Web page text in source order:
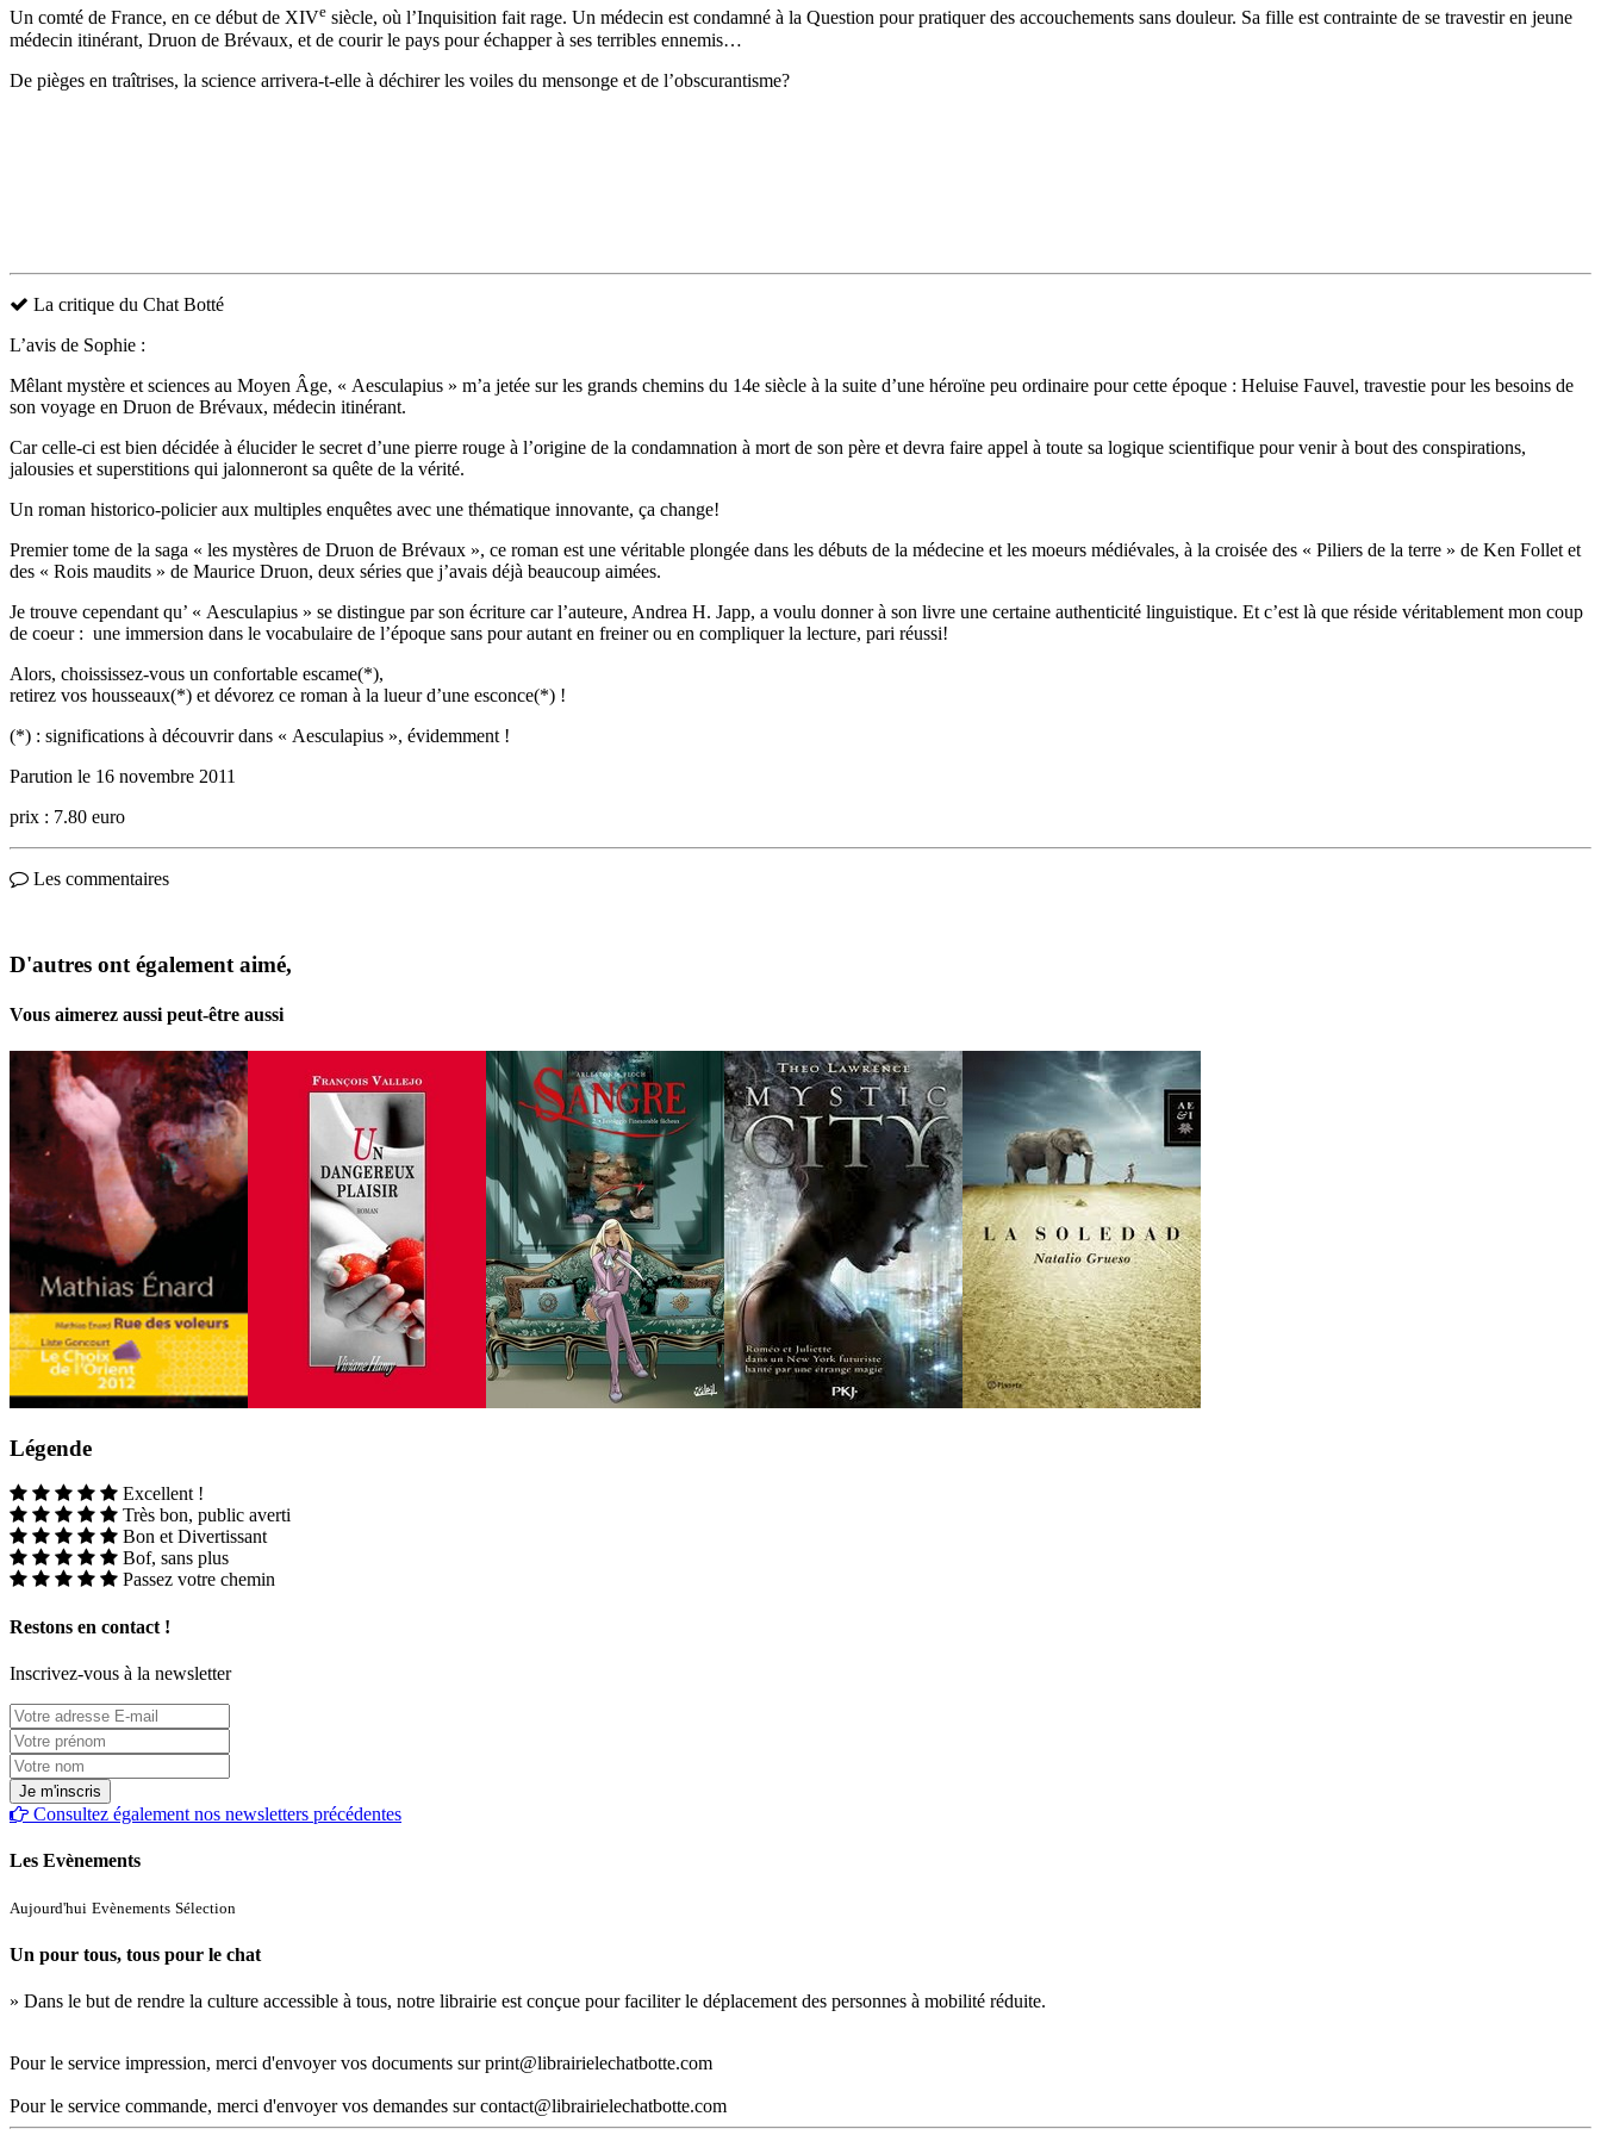
Un comté de France, en ce début de XIVe siècle, où l’Inquisition fait rage. Un médecin est condamné à la Question pour pratiquer des accouchements sans douleur. Sa fille est contrainte de se travestir en jeune
médecin itinérant, Druon de Brévaux, et de courir le pays pour échapper à ses terribles ennemis…
De pièges en traîtrises, la science arrivera-t-elle à déchirer les voiles du mensonge et de l’obscurantisme?
La critique du Chat Botté
L’avis de Sophie :
Mêlant mystère et sciences au Moyen Âge, « Aesculapius » m’a jetée sur les grands chemins du 14e siècle à la suite d’une héroïne peu ordinaire pour cette époque : Heluise Fauvel, travestie pour les besoins de
son voyage en Druon de Brévaux, médecin itinérant.
Car celle-ci est bien décidée à élucider le secret d’une pierre rouge à l’origine de la condamnation à mort de son père et devra faire appel à toute sa logique scientifique pour venir à bout des conspirations,
jalousies et superstitions qui jalonneront sa quête de la vérité.
Un roman historico-policier aux multiples enquêtes avec une thématique innovante, ça change!
Premier tome de la saga « les mystères de Druon de Brévaux », ce roman est une véritable plongée dans les débuts de la médecine et les moeurs médiévales, à la croisée des « Piliers de la terre » de Ken Follet et
des « Rois maudits » de Maurice Druon, deux séries que j’avais déjà beaucoup aimées.
Je trouve cependant qu’ « Aesculapius » se distingue par son écriture car l’auteure, Andrea H. Japp, a voulu donner à son livre une certaine authenticité linguistique. Et c’est là que réside véritablement mon coup
de coeur : une immersion dans le vocabulaire de l’époque sans pour autant en freiner ou en compliquer la lecture, pari réussi!
Alors, choississez-vous un confortable escame(*),
retirez vos housseaux(*) et dévorez ce roman à la lueur d’une esconce(*) !
(*) : significations à découvrir dans « Aesculapius », évidemment !
Parution le 16 novembre 2011
prix : 7.80 euro
Les commentaires
D'autres ont également aimé,
Vous aimerez aussi peut-être aussi
Légende
Excellent !
Très bon, public averti
Bon et Divertissant
Bof, sans plus
Passez votre chemin
Restons en contact !
Inscrivez-vous à la newsletter
Consultez également nos newsletters précédentes
Les Evènements
Aujourd'hui Evènements Sélection
Un pour tous, tous pour le chat
» Dans le but de rendre la culture accessible à tous, notre librairie est conçue pour faciliter le déplacement des personnes à mobilité réduite.
Pour le service impression, merci d'envoyer vos documents sur print@librairielechatbotte.com
Pour le service commande, merci d'envoyer vos demandes sur contact@librairielechatbotte.com